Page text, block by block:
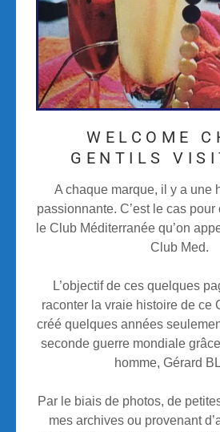
WELCOME
GENTILS
A chaque marque, il y a une
passionnante. C’est le cas
le Club Méditerranée qu’on
Club Med.
L’objectif de ces quelques
raconter la vraie histoire de ce
créé quelques années
seconde guerre mondiale
homme, Gérard
Par le biais de photos, de
mes archives ou provenant